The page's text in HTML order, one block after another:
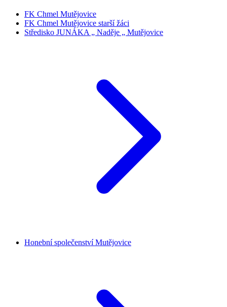
FK Chmel Mutějovice
FK Chmel Mutějovice starší žáci
Středisko JUNÁKA „ Naděje „ Mutějovice
Honební společenství Mutějovice